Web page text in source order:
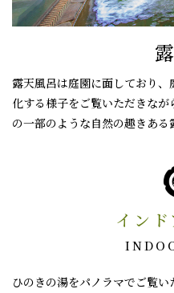
露天風呂は庭園に面しており
化する様子をご覧いただきな
の一部のような自然の趣きある
イン
ひのきの湯をパノラマでご覧